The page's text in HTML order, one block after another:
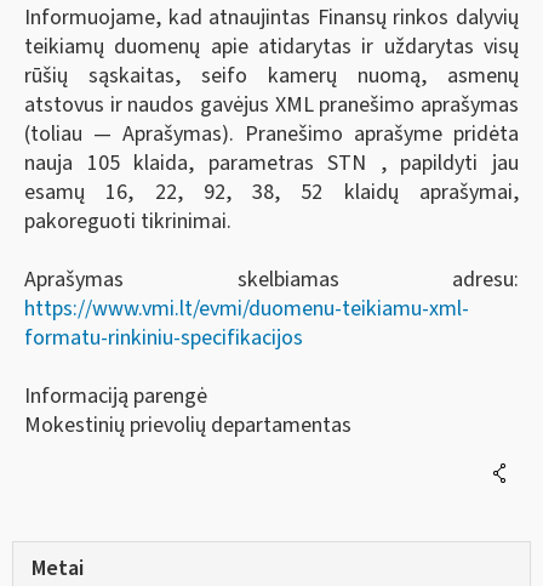
Informuojame, kad atnaujintas Finansų rinkos dalyvių
teikiamų duomenų apie atidarytas ir uždarytas visų
rūšių sąskaitas, seifo kamerų nuomą, asmenų
atstovus ir naudos gavėjus XML pranešimo aprašymas
(toliau — Aprašymas). Pranešimo aprašyme pridėta
nauja 105 klaida, parametras STN , papildyti jau
esamų 16, 22, 92, 38, 52 klaidų aprašymai,
pakoreguoti tikrinimai.
Aprašymas skelbiamas adresu:
https://www.vmi.lt/evmi/duomenu-teikiamu-xml-
formatu-rinkiniu-specifikacijos
Informaciją parengė
Mokestinių prievolių departamentas
Metai